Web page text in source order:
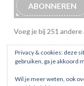
ABONNEREN
Voeg je bij 251 andere
Privacy & cookies: deze
gebruiken, ga je akkoord
Wil je meer weten, ook